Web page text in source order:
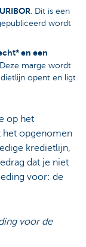
. Dit is een
wordt
en een
marge wordt
opent en ligt
op het
het opgenomen
kredietlijn,
dat je niet
voor: de
voor de